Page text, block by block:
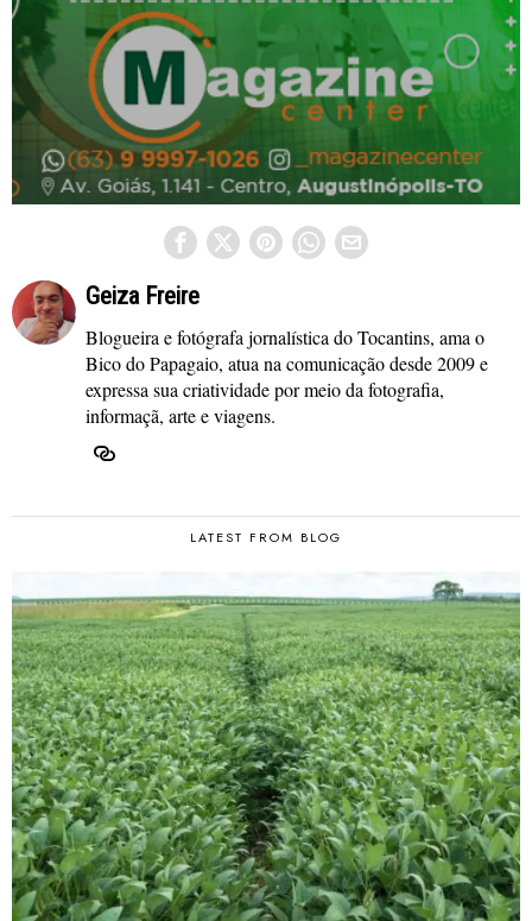
Geiza Freire
Blogueira e fotógrafa jornalística do Tocantins, ama o
Bico do Papagaio, atua na comunicação desde 2009 e
expressa sua criatividade por meio da fotografia,
informaçã, arte e viagens.
LATEST FROM BLOG